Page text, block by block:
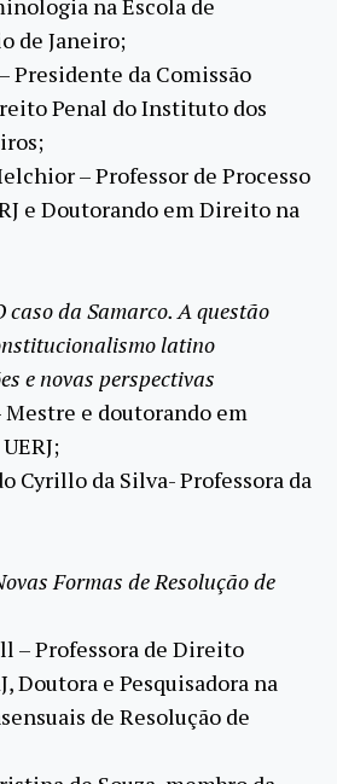
de Janeiro;
Presidente da Comissão
Penal do Instituto dos
– Professor de Processo
e Doutorando em Direito na
caso da Samarco. A questão
latino
e novas perspectivas
Mestre e doutorando em
Cyrillo da Silva- Professora da
Formas de Resolução de
– Professora de Direito
Doutora e Pesquisadora na
de Resolução de